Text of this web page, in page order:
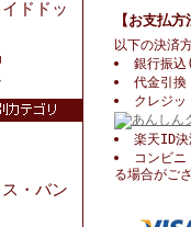
【お支払方
以下の決済
銀行振込
代金引換
クレジッ
楽天ID決
コンビ
る場合がご